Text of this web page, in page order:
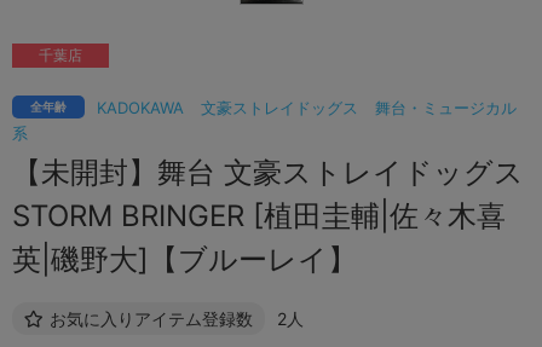
KADOKAWA 文豪ストレイドッグス
舞台・ミュージカル
系
全年齢
【未開封】舞台 文豪ストレイドッグス
STORM BRINGER [植田圭輔|佐々木喜
英|磯野大]【ブルーレイ】
お気に入りアイテム登録数 2人
千葉店